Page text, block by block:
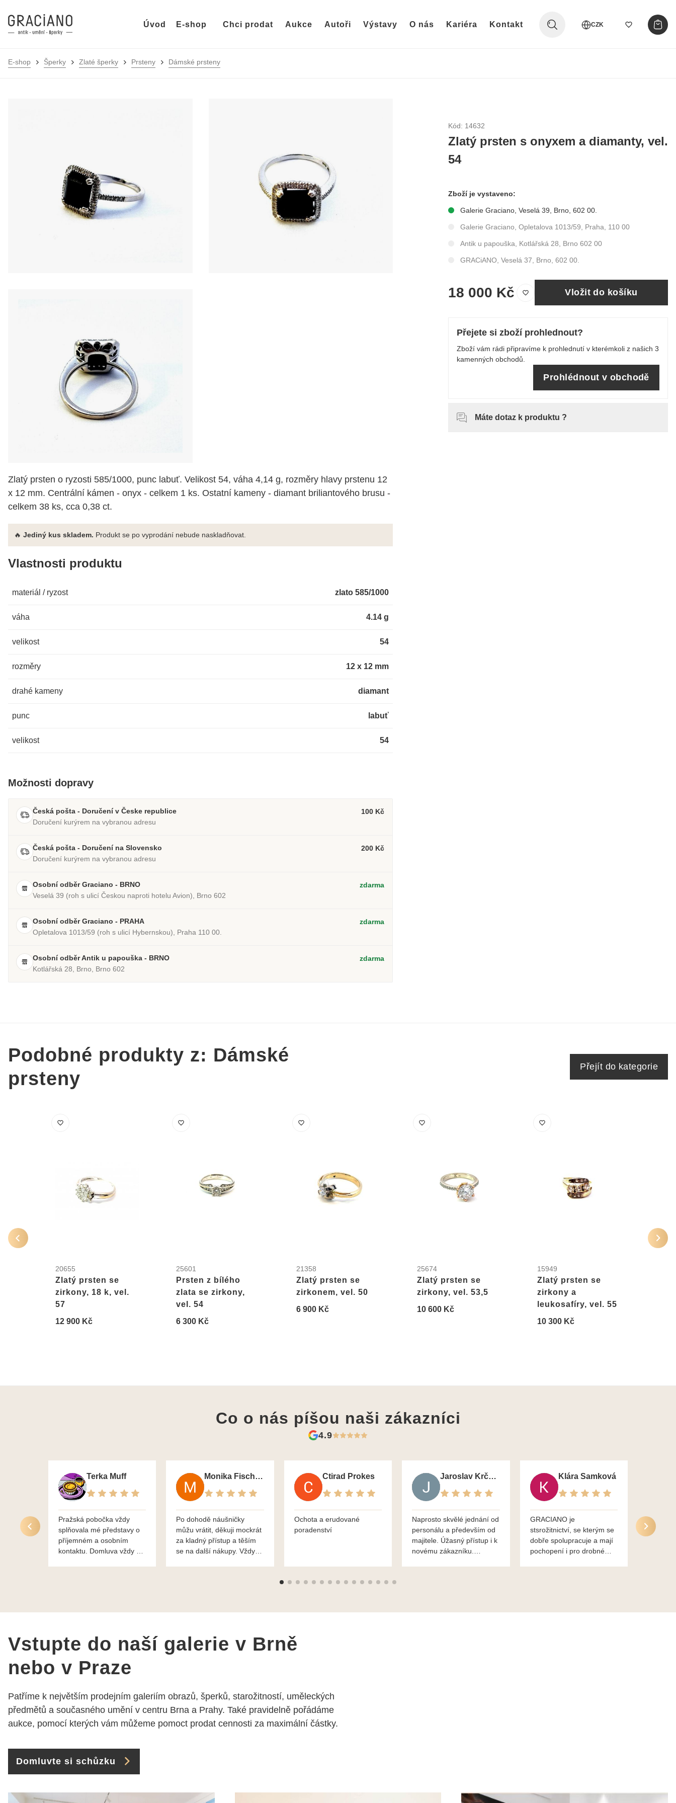
Úvod E-shop Chci prodat Aukce Autoři Výstavy O nás Kariéra Kontakt CZK
E-shop Šperky Zlaté šperky Prsteny Dámské prsteny
Kód: 14632
Zlatý prsten s onyxem a diamanty, vel.
54
Zboží je vystaveno:
Galerie Graciano, Veselá 39, Brno, 602 00.
Galerie Graciano, Opletalova 1013/59, Praha, 110 00
Antik u papouška, Kotlářská 28, Brno 602 00
GRACiANO, Veselá 37, Brno, 602 00.
18 000 Kč Vložit do košíku
Přejete si zboží prohlednout?
Zboží vám rádi připravíme k prohlednutí v kterémkoli z našich 3
kamenných obchodů.
Prohlédnout v obchodě
Máte dotaz k produktu ?
Zlatý prsten o ryzosti 585/1000, punc labuť. Velikost 54, váha 4,14 g, rozměry hlavy prstenu 12
x 12 mm. Centrální kámen - onyx - celkem 1 ks. Ostatní kameny - diamant briliantového brusu -
celkem 38 ks, cca 0,38 ct.
🔥 Jediný kus skladem. Produkt se po vyprodání nebude naskladňovat.
Vlastnosti produktu
materiál / ryzost zlato 585/1000
váha 4.14 g
velikost 54
rozměry 12 x 12 mm
drahé kameny diamant
punc labuť
velikost 54
Možnosti dopravy
Česká pošta - Doručení v Česke republice
Doručení kurýrem na vybranou adresu
100 Kč
Česká pošta - Doručení na Slovensko
Doručení kurýrem na vybranou adresu
200 Kč
Osobní odběr Graciano - BRNO
Veselá 39 (roh s ulicí Českou naproti hotelu Avion), Brno 602
zdarma
Osobní odběr Graciano - PRAHA
Opletalova 1013/59 (roh s ulicí Hybernskou), Praha 110 00.
zdarma
Osobní odběr Antik u papouška - BRNO
Kotlářská 28, Brno, Brno 602
zdarma
Podobné produkty z: Dámské
prsteny
Přejít do kategorie
20655
Zlatý prsten se
zirkony, 18 k, vel.
57
12 900 Kč
25601
Prsten z bílého
zlata se zirkony,
vel. 54
6 300 Kč
21358
Zlatý prsten se
zirkonem, vel. 50
6 900 Kč
25674
Zlatý prsten se
zirkony, vel. 53,5
10 600 Kč
15949
Zlatý prsten se
zirkony a
leukosafíry, vel. 55
10 300 Kč
Co o nás píšou naši zákazníci
4.9
Terka Muff
Pražská pobočka vždy
splňovala mé představy o
příjemném a osobním
kontaktu. Domluva vždy na
Moc děkuji a doporučuji se
jak už bylo napsáno - na
požádání Vám šperky z
Super !!! pí Papoušková
Monika Fischerova
Po dohodě náušničky
můžu vrátit, děkuji mockrát
za kladný přístup a těším
se na další nákupy. Vždy
Ctirad Prokes
Ochota a erudované
poradenství
Jaroslav Krčma
Naprosto skvělé jednání od
personálu a především od
majitele. Úžasný přístup i k
novému zákazníku.
Klára Samková
GRACIANO je
stsrožitnictví, se kterým se
dobře spolupracuje a mají
pochopení i pro drobné
Služby
jsou po
Vstupte do naší galerie v Brně
nebo v Praze
Patříme k největším prodejním galeriím obrazů, šperků, starožitností, uměleckých
předmětů a současného umění v centru Brna a Prahy. Také pravidelně pořádáme
aukce, pomocí kterých vám můžeme pomoct prodat cennosti za maximální částky.
Domluvte si schůzku